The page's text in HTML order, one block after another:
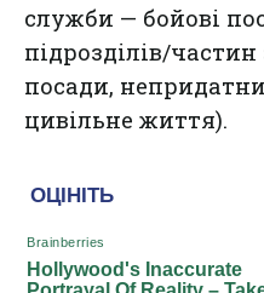
служби — бойові
підрозділів/
посади,
цивільне життя).